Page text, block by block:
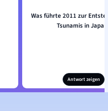
Was führte 2011 zur
Tsunamis in
Antwort zeigen